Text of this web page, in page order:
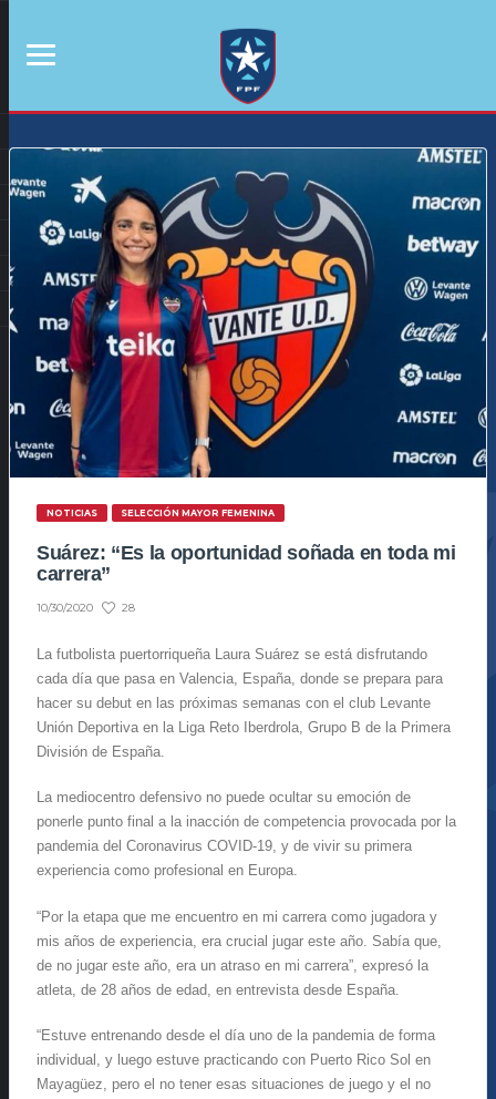
NOTICIAS SELECCIÓN MAYOR FEMENINA
Suárez: “Es la oportunidad soñada en toda mi
carrera”
10/30/2020 28
La futbolista puertorriqueña Laura Suárez se está disfrutando
cada día que pasa en Valencia, España, donde se prepara para
hacer su debut en las próximas semanas con el club Levante
Unión Deportiva en la Liga Reto Iberdrola, Grupo B de la Primera
División de España.
La mediocentro defensivo no puede ocultar su emoción de
ponerle punto final a la inacción de competencia provocada por la
pandemia del Coronavirus COVID-19, y de vivir su primera
experiencia como profesional en Europa.
“Por la etapa que me encuentro en mi carrera como jugadora y
mis años de experiencia, era crucial jugar este año. Sabía que,
de no jugar este año, era un atraso en mi carrera”, expresó la
atleta, de 28 años de edad, en entrevista desde España.
“Estuve entrenando desde el día uno de la pandemia de forma
individual, y luego estuve practicando con Puerto Rico Sol en
Mayagüez, pero el no tener esas situaciones de juego y el no